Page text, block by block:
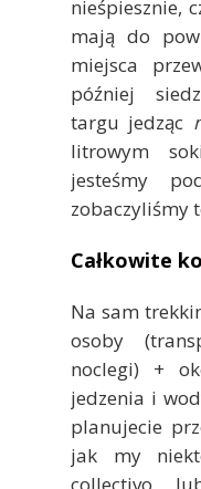
nieśpiesznie,
mają do
miejsca
później
targu jedząc
litrowym
jesteśmy
zobaczyliśmy
Całkowite
Na sam
osoby
noclegi) +
jedzenia i
planujecie
jak my
collectivo